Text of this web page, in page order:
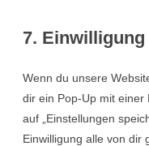
7. Einwilligung
Wenn du unsere
dir ein Pop-Up mit einer
auf „Einstellungen
Einwilligung alle von dir